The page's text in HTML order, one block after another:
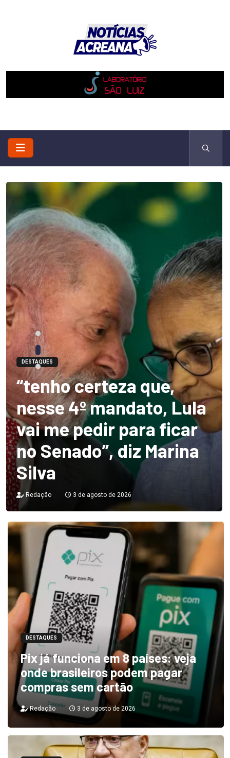
DESTAQUES
“tenho certeza que,
nesse 4º mandato, Lula
vai me pedir para ficar
no Senado”, diz Marina
Silva
Redação 3 de agosto de 2026
DESTAQUES
Pix já funciona em 8 países: veja
onde brasileiros podem pagar
compras sem cartão
Redação 3 de agosto de 2026